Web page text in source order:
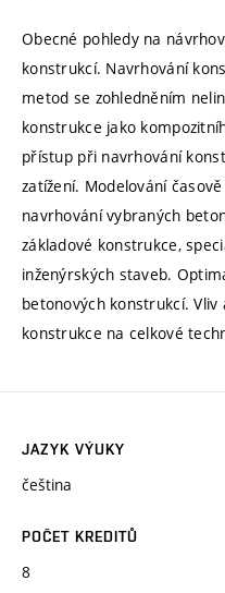
Obecné pohledy na
konstrukcí. Navrhování
metod se zohledněním
konstrukce jako
přístup při navrhování
zatížení. Modelování
navrhování vybraných
základové konstrukce,
inženýrských staveb.
betonových konstrukcí.
konstrukce na celkové
JAZYK VÝUKY
čeština
POČET KREDITŮ
8